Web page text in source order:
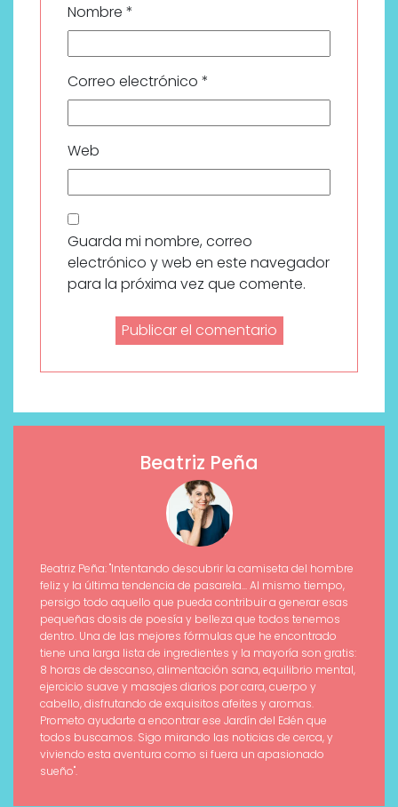
Nombre *
Correo electrónico *
Web
Guarda mi nombre, correo
electrónico y web en este navegador
para la próxima vez que comente.
Beatriz Peña
Beatriz Peña: "Intentando descubrir la camiseta del hombre
feliz y la última tendencia de pasarela... Al mismo tiempo,
persigo todo aquello que pueda contribuir a generar esas
pequeñas dosis de poesía y belleza que todos tenemos
dentro. Una de las mejores fórmulas que he encontrado
tiene una larga lista de ingredientes y la mayoría son gratis:
8 horas de descanso, alimentación sana, equilibrio mental,
ejercicio suave y masajes diarios por cara, cuerpo y
cabello, disfrutando de exquisitos afeites y aromas.
Prometo ayudarte a encontrar ese Jardín del Edén que
todos buscamos. Sigo mirando las noticias de cerca, y
viviendo esta aventura como si fuera un apasionado
sueño".